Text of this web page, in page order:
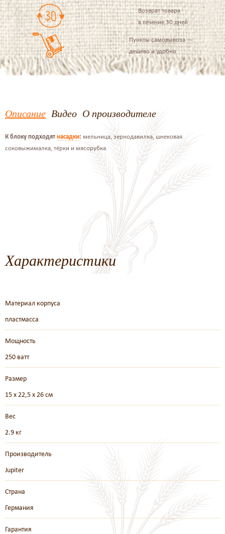
Возврат товара
в течение 30 дней
Пункты самовывоза —
дешево и удобно
Описание Видео О производителе
К блоку подходят насадки: мельница, зернодавилка, шнековая
соковыжималка, тёрки и мясорубка.
Характеристики
Материал корпуса
пластмасса
Мощность
250 ватт
Размер
15 x 22,5 x 26 см
Вес
2.9 кг
Производитель
Jupiter
Страна
Германия
Гарантия